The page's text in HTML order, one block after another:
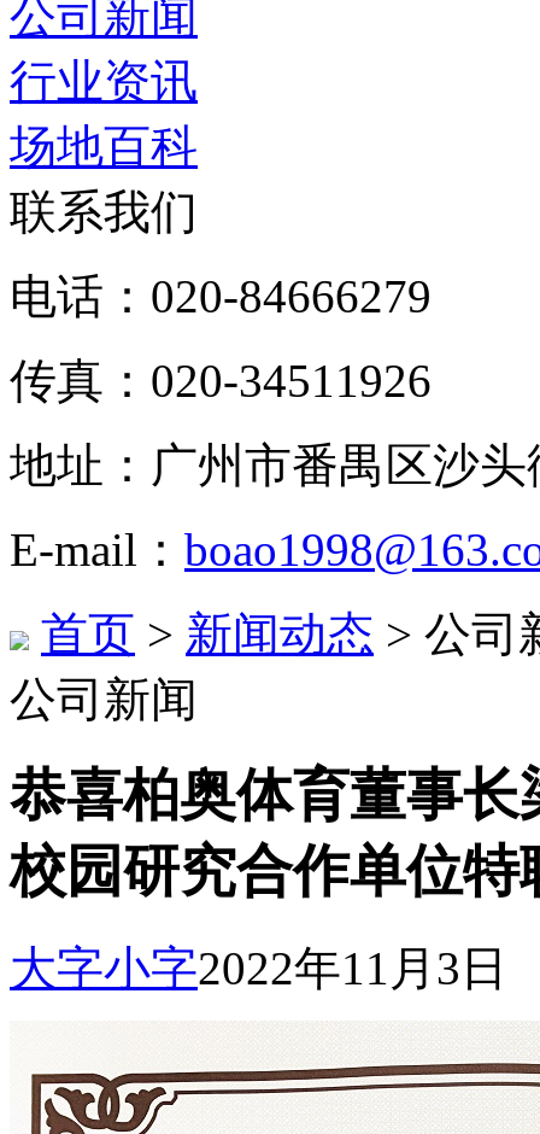
公司新闻
行业资讯
场地百科
联系我们
电话：020-84666279
传真：020-34511926
地址：广州市番禺区沙
E-mail：
首页 > 新闻动态 > 公司
公司新闻
恭喜柏奥体育董事
校园研究合作单位特
大字小字2022年11月3日